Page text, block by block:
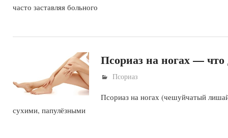
часто заставляя больного
Псориаз на ногах — что
Псориаз
Псориаз на ногах (чешуйчатый
сухими, папулёзными